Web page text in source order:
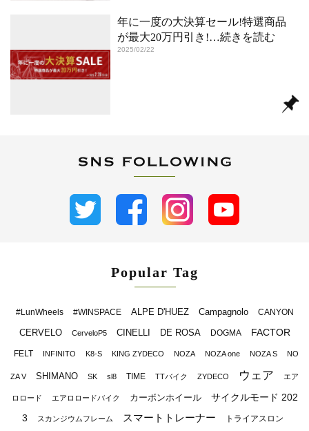
年に一度の大決算セール!特選商品
が最大20万円引き!…続きを読む
2025/02/22
Popular Tag
#LunWheels #WINSPACE ALPE D'HUEZ Campagnolo CANYON
CERVELO CerveloP5 CINELLI DE ROSA DOGMA FACTOR
FELT INFINITO K8-S KING ZYDECO NOZA NOZA one NOZA S NO
ZA V SHIMANO SK sl8 TIME TTバイク ZYDECO ウェア エア
ロロード エアロロードバイク カーボンホイール
サイクルモード 202
3
スカンジウムフレーム スマートトレーナー トライアスロン